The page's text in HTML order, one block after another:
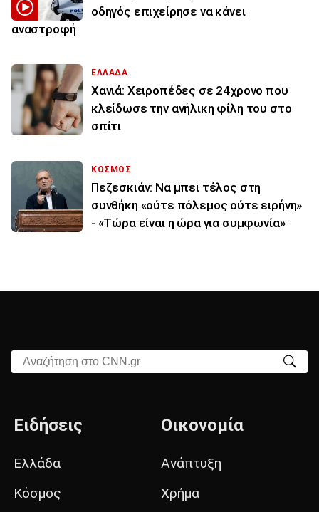
οδηγός επιχείρησε να κάνει
αναστροφή
ΕΛΛΑΔΑ
Χανιά: Χειροπέδες σε 24χρονο που
κλείδωσε την ανήλικη φίλη του στο
σπίτι
ΚΟΣΜΟΣ
Πεζεσκιάν: Να μπει τέλος στη
συνθήκη «ούτε πόλεμος ούτε ειρήνη»
- «Τώρα είναι η ώρα για συμφωνία»
Αναζήτηση στο CNN.gr
Ειδήσεις
Ελλάδα
Κόσμος
Οικονομία
Ανάπτυξη
Χρήμα